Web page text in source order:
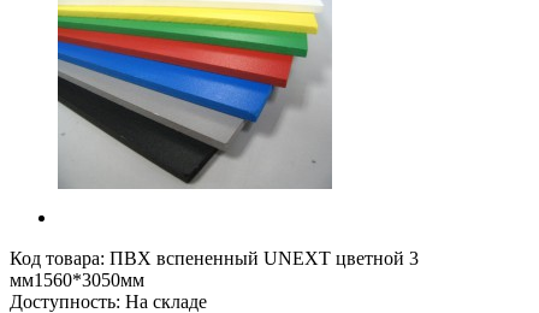
Код товара: ПВХ вспененный UNEXT цветной 3
мм1560*3050мм
Доступность: На складе